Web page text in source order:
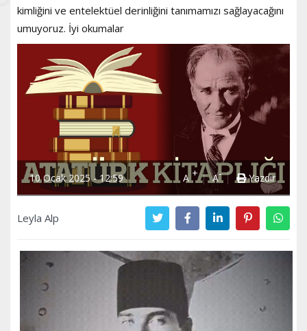
kimliğini ve entelektüel derinliğini tanımamızı sağlayacağını
umuyoruz. İyi okumalar
10 Ocak 2025 - 12:59 A+ A- Yazdır
Leyla Alp